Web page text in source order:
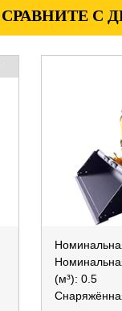
СРАВНИТЕ С
(м³): 0.5